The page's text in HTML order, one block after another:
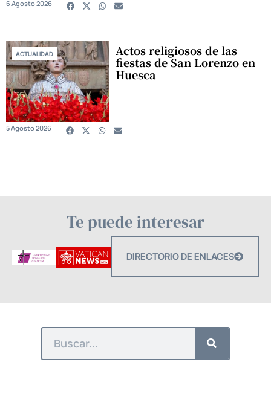
6 Agosto 2026
ACTUALIDAD Actos religiosos de las
fiestas de San Lorenzo en
Huesca
5 Agosto 2026
Te puede interesar
DIRECTORIO DE ENLACES